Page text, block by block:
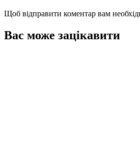
Щоб відправити коментар вам
Вас може зацікавити